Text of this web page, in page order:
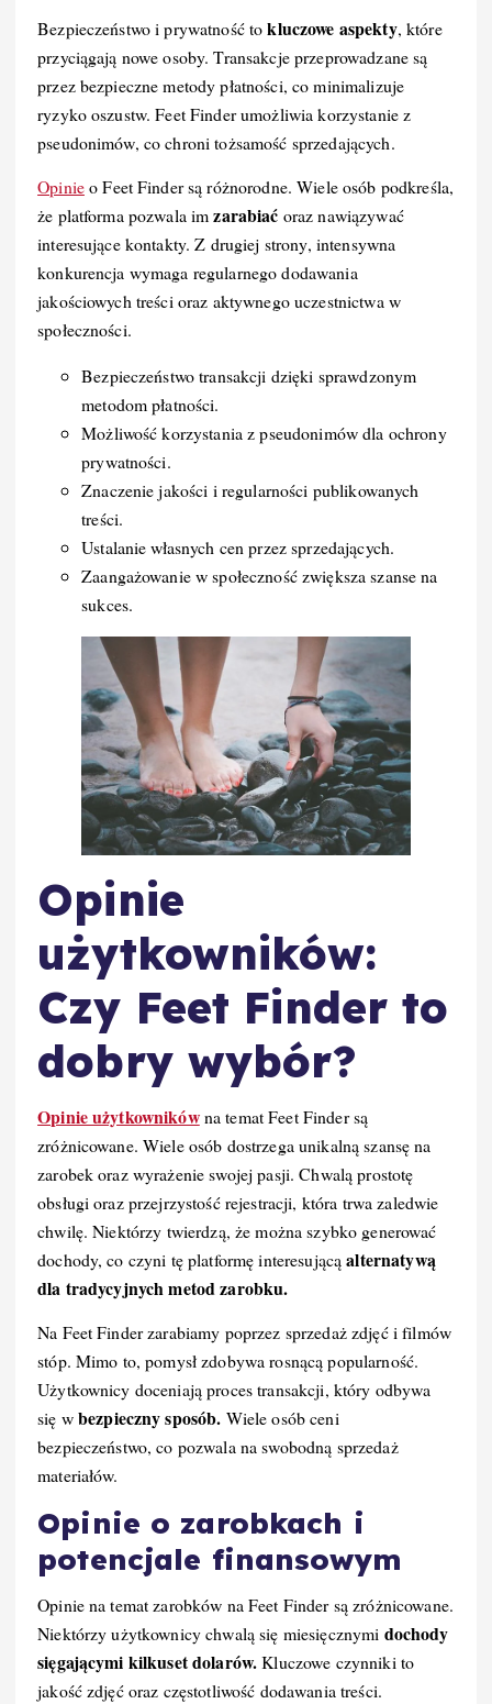
Bezpieczeństwo i prywatność tokluczowe aspekty, które
przyciągają nowe osoby. Transakcje przeprowadzane są
przez bezpieczne metody płatności, co minimalizuje
ryzyko oszustw. Feet Finder umożliwia korzystanie z
pseudonimów, co chroni tożsamość sprzedających.
Opinieo Feet Finder są różnorodne. Wiele osób podkreśla,
że platforma pozwala imzarabiać oraz nawiązywać
interesujące kontakty. Z drugiej strony, intensywna
konkurencja wymaga regularnego dodawania
jakościowych treści oraz aktywnego uczestnictwa w
społeczności.
Bezpieczeństwo transakcji dzięki sprawdzonym
metodom płatności.
Możliwość korzystania z pseudonimów dla ochrony
prywatności.
Znaczenie jakości i regularności publikowanych
treści.
Ustalanie własnych cen przez sprzedających.
Zaangażowanie w społeczność zwiększa szanse na
sukces.
Opinie
użytkowników:
Czy Feet Finder to
dobry wybór?
Opinie użytkownikówna temat Feet Finder są
zróżnicowane. Wiele osób dostrzega unikalną szansę na
zarobek oraz wyrażenie swojej pasji. Chwalą prostotę
obsługi oraz przejrzystość rejestracji, która trwa zaledwie
chwilę. Niektórzy twierdzą, że można szybko generować
dochody, co czyni tę platformę interesującąalternatywą
dla tradycyjnych metod zarobku.
Na Feet Finder zarabiamy poprzez sprzedaż zdjęć i filmów
stóp. Mimo to, pomysł zdobywa rosnącą popularność.
Użytkownicy doceniają proces transakcji, który odbywa
się wbezpieczny sposób. Wiele osób ceni
bezpieczeństwo, co pozwala na swobodną sprzedaż
materiałów.
Opinie o zarobkach i
potencjale finansowym
Opinie na temat zarobków na Feet Finder są zróżnicowane.
Niektórzy użytkownicy chwalą się miesięcznymi dochody
sięgającymi kilkuset dolarów.Kluczowe czynniki to
jakość zdjęć oraz częstotliwość dodawania treści.